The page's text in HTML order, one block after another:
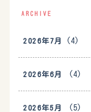
ARCHIVE
2026年7月 (4)
2026年6月 (4)
2026年5月 (5)